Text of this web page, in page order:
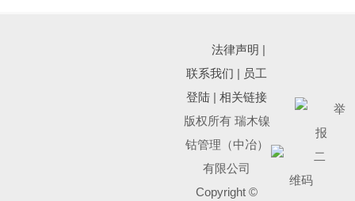
法律声明 |
联系我们 | 员工
登陆 |相关链接
版权所有 瑞木镍
钴管理（中冶）
有限公司
Copyright ©